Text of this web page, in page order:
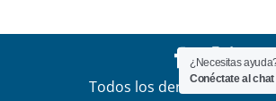
Todos los derechos
¿Necesitas
Conéctate al chat